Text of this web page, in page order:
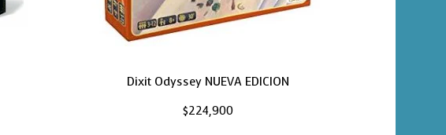
Dixit Odyssey NUEVA EDICION
$224,900